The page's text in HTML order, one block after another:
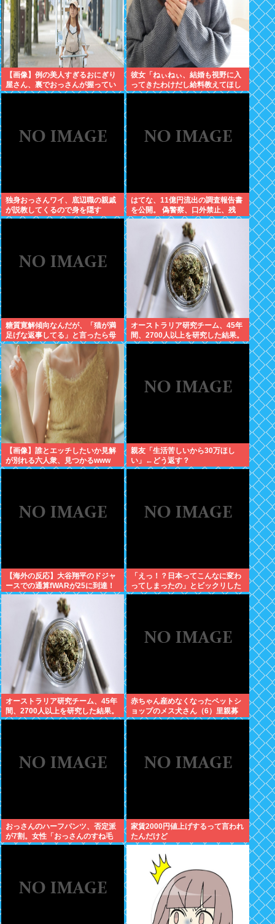
【画像】例の美人すぎるおにぎり
屋さん、裏でおっさんが握ってい
たwww
彼女「ねぃねぃ、結婚も視野に入
ってきたわけだし給料教えてほし
いナリ」ワイ「16万だよ」⇒結
独身おっさんワイ、底辺職の親戚
が説教してくるので身を隠す
はてな、11億円流出の調査報告書
を公開。 偽警察、口外禁止、残
業・休日出勤200時間越、孤
立…。やばすぎて草はえる
糖質寛解傾向なんだが、「猫が満
足げな返事してる」と言ったら母
親に「お気の毒w」と言われた
オーストラリア研究チーム、45年
間、2700人以上を研究した結果。
大麻に有益な効果はほとんどな
【画像】誰とエッチしたいか見解
が別れる六人衆、見つかるwww
親友「生活苦しいから30万ほし
い」←どう返す？
【海外の反応】大谷翔平のドジャ
ースでの通算fWARが25に到達！
→ 「3シーズン未満でレジェンド
クラスの通算WARを稼いでるな」
「契約終了時にはどれくらいの数
字になるのか楽しみ」
「えっ！？日本ってこんなに変わ
ってしまったの」とビックリした
こと
オーストラリア研究チーム、45年
間、2700人以上を研究した結果。
大麻に有益な効果はほとんどな
赤ちゃん産めなくなったペットシ
ョップのメス犬さん（6）里親募
集されてしまうwww
おっさんのハーフパンツ、否定派
が7割。女性「おっさんのすね毛
なんて見たくないじゃないですか
家賃2000円値上げするって言われ
たんだけど